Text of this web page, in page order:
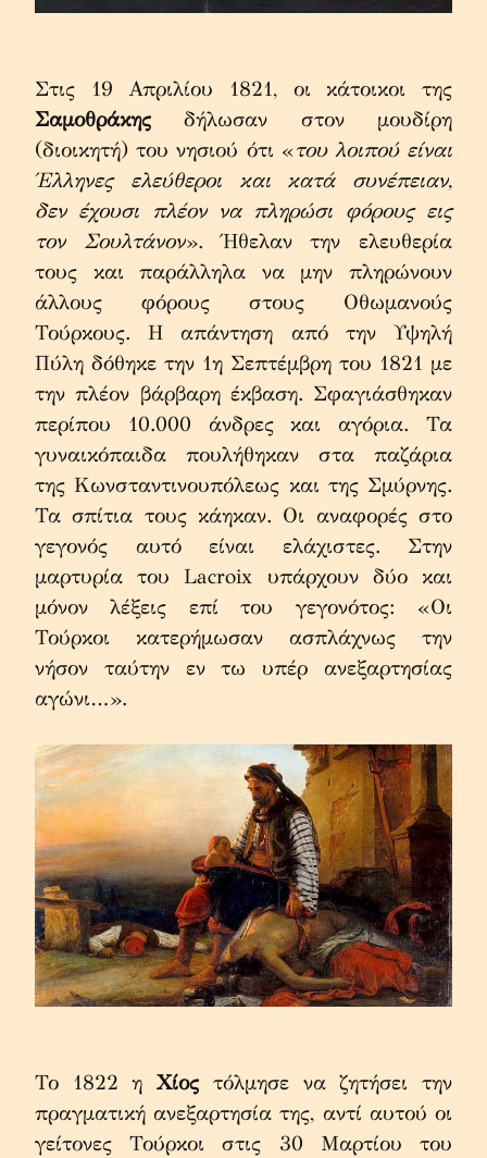
Σαμοθράκης δήλωσαν στον μουδίρη
(διοικητή) του νησιού ότι «του λοιπού είναι
Έλληνες ελεύθεροι και κατά συνέπειαν,
δεν έχουσι πλέον να πληρώσι φόρους εις
τον Σουλτάνον». Ήθελαν την ελευθερία
τους και παράλληλα να μην πληρώνουν
άλλους φόρους στους Οθωμανούς
Τούρκους. Η απάντηση από την Υψηλή
Πύλη δόθηκε την 1η Σεπτέμβρη του 1821 με
την πλέον βάρβαρη έκβαση. Σφαγιάσθηκαν
περίπου 10.000 άνδρες και αγόρια. Τα
γυναικόπαιδα πουλήθηκαν στα παζάρια
της Κωνσταντινουπόλεως και της Σμύρνης.
Τα σπίτια τους κάηκαν. Οι αναφορές στο
γεγονός αυτό είναι ελάχιστες. Στην
μαρτυρία του Lacroix υπάρχουν δύο και
μόνον λέξεις επί του γεγονότος: «Οι
Τούρκοι κατερήμωσαν ασπλάχνως την
νήσον ταύτην εν τω υπέρ ανεξαρτησίας
αγώνι…».
Το 1822 η Χίος τόλμησε να ζητήσει την
πραγματική ανεξαρτησία της, αντί αυτού οι
γείτονες Τούρκοι στις 30 Μαρτίου του